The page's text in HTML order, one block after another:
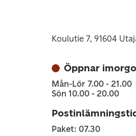
Koulutie 7, 91604
Öppnar
Mån-Lör 7.00 - 21.00
Sön 10.00 - 20.00
Paket: 07.30